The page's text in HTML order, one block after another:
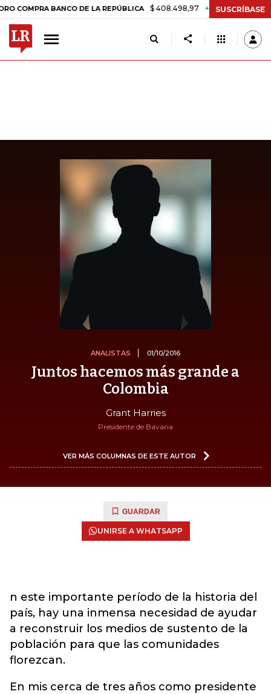
BANCO DE LA REPÚBLICA $ 408.498,97 +$ 8.753,81 +2,19%
SUSCRÍBASE
ANALISTAS 01/10/2016
Juntos hacemos más grande a
Colombia
Grant Harries
Presidente de Bavaria
VER MÁS COLUMNAS DE ESTE AUTOR
GUARDAR
UNIRSE A WHATSAPP
n este importante período de la historia del
país, hay una inmensa necesidad de ayudar
a reconstruir los medios de sustento de la
población para que las comunidades
florezcan.
En mis cerca de tres años como presidente